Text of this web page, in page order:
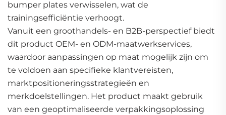
bumper plates verwisselen, wat de
trainingsefficiëntie verhoogt.
Vanuit een groothandels- en B2B-perspectief biedt
dit product OEM- en ODM-maatwerkservices,
waardoor aanpassingen op maat mogelijk zijn om
te voldoen aan specifieke klantvereisten,
marktpositioneringsstrategieën en
merkdoelstellingen. Het product maakt gebruik
van een geoptimaliseerde verpakkingsoplossing